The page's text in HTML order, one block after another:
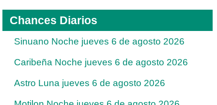
Chances Diarios
Sinuano Noche jueves 6 de agosto 2026
Caribeña Noche jueves 6 de agosto 2026
Astro Luna jueves 6 de agosto 2026